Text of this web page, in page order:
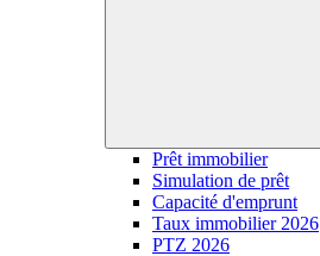
Prêt immobilier
Simulation de prêt
Capacité d'emprunt
Taux immobilier 2026
PTZ 2026